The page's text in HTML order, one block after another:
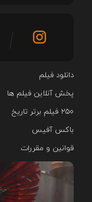
دانلود فیلم
پخش آنلاین فیلم ها
۲۵۰ فیلم برتر تاریخ
باکس آفیس
قوانین و مقررات